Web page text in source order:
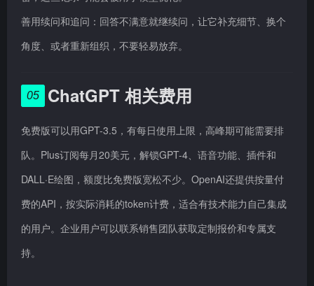
善用续问和追问：回答不满意就继续问，让它补充细节、换个
角度、或者重新组织，不要轻易放弃。
05 ChatGPT 相关费用
免费版可以用GPT-3.5，有每日使用上限，高峰期可能需要排
队。Plus订阅每月20美元，解锁GPT-4、语音功能、插件和
DALL·E绘图，额度比免费版宽松不少。OpenAI还提供按量付
费的API，按实际消耗的token计费，适合有技术能力自己集成
的用户。企业用户可以联系销售团队获取定制报价和专属支
持。